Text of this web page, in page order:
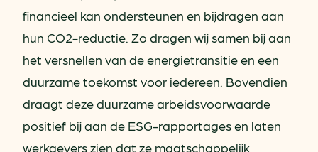
financieel kan ondersteunen en bijdragen aan
hun CO2-reductie. Zo dragen wij samen bij aan
het versnellen van de energietransitie en een
duurzame toekomst voor iedereen. Bovendien
draagt deze duurzame arbeidsvoorwaarde
positief bij aan de ESG-rapportages en laten
werkgevers zien dat ze maatschappelijk